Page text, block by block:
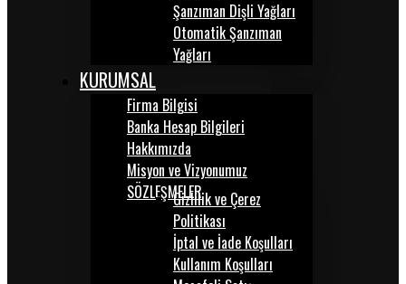
Şanzıman Dişli Yağları
Otomatik Şanzıman
Yağları
KURUMSAL
Firma Bilgisi
Banka Hesap Bilgileri
Hakkımızda
Misyon ve Vizyonumuz
SÖZLEŞMELERGizlilik ve Çerez
Politikası
İptal ve İade Koşulları
Kullanım Koşulları